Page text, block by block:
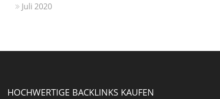
Juli 2020
HOCHWERTIGE BACKLINKS KAUFEN